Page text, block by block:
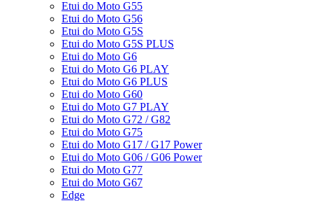
Etui do Moto G55
Etui do Moto G56
Etui do Moto G5S
Etui do Moto G5S PLUS
Etui do Moto G6
Etui do Moto G6 PLAY
Etui do Moto G6 PLUS
Etui do Moto G60
Etui do Moto G7 PLAY
Etui do Moto G72 / G82
Etui do Moto G75
Etui do Moto G17 / G17 Power
Etui do Moto G06 / G06 Power
Etui do Moto G77
Etui do Moto G67
Edge